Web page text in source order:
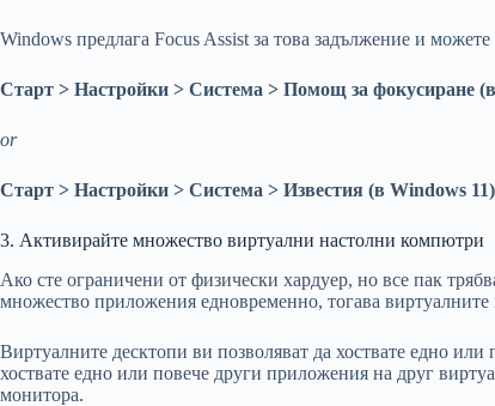
Windows предлага Focus Assist за това задължение и
Старт > Настройки > Система > Помощ за фокусиране
or
Старт > Настройки > Система > Известия (в Windows 11)
3. Активирайте множество виртуални настолни компютри
Ако сте ограничени от физически хардуер, но все пак
множество приложения едновременно, тогава
Виртуалните десктопи ви позволяват да хоствате едно
хоствате едно или повече други приложения на друг
монитора.